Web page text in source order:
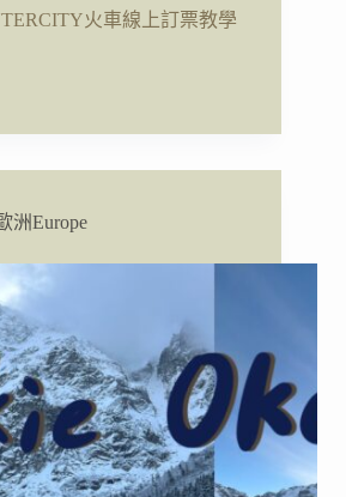
火車線上訂票教學
洲Europe